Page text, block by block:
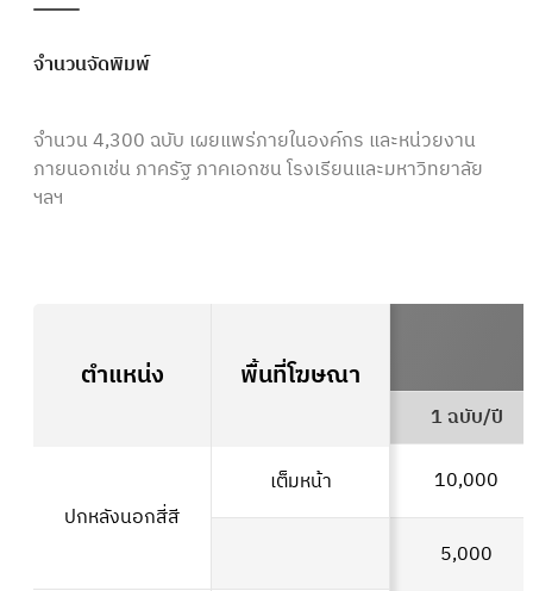
จำนวนจัดพิมพ์
จำนวน 4,300 ฉบับ เผยแพร่ภายในองค์กร และหน่วยงาน
ภายนอกเช่น ภาครัฐ ภาคเอกชน โรงเรียนและมหาวิทยาลัย
ฯลฯ
ตำแหน่ง
ปกหลังนอกสี่สี
พื้นที่โฆษณา
เต็มหน้า
1 ฉบับ/ปี
10,000
5,000